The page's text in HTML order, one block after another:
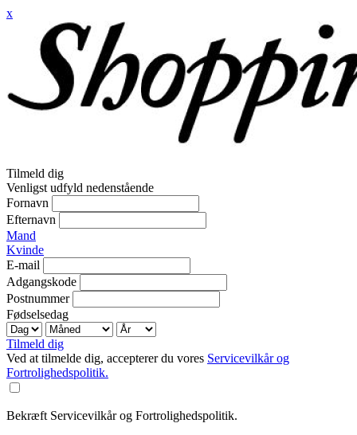
x
Tilmeld dig
Venligst udfyld nedenstående
Fornavn
Efternavn
Mand
Kvinde
E-mail
Adgangskode
Postnummer
Fødselsedag
Tilmeld dig
Ved at tilmelde dig, accepterer du vores Servicevilkår og
Fortrolighedspolitik.
Bekræft Servicevilkår og Fortrolighedspolitik.